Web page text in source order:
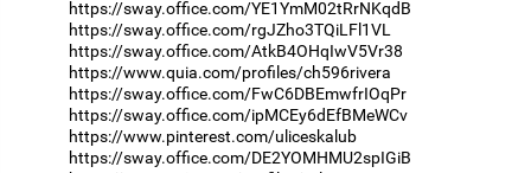
https://sway.office.com/YE1YmM02tRrNKqdB
https://sway.office.com/rgJZho3TQiLFl1VL
https://sway.office.com/AtkB4OHqIwV5Vr38
https://www.quia.com/profiles/ch596rivera
https://sway.office.com/FwC6DBEmwfrIOqPr
https://sway.office.com/ipMCEy6dEfBMeWCv
https://www.pinterest.com/uliceskalub
https://sway.office.com/DE2YOMHMU2spIGiB